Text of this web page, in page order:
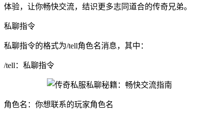
体验，让你畅快交流，结识更多志同道合的传奇兄弟。
私聊指令
私聊指令的格式为/tell角色名消息，其中：
/tell：私聊指令
角色名：你想联系的玩家角色名